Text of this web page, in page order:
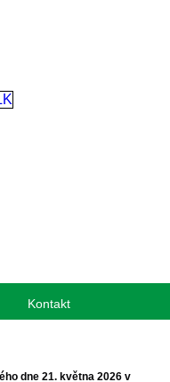
Kontakt
dne 21. května 2026 v